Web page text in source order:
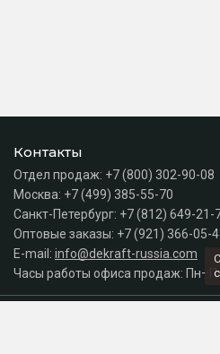
Контакты
Отдел продаж: +7 (800) 302-90-08
Москва: +7 (499) 385-55-70
Санкт-Петербург: +7 (812) 649-21-
Оптовые заказы: +7 (921) 366-05-
E-mail: info@dekraft-russia.com
Часы работы офиса продаж: Пн–Пт